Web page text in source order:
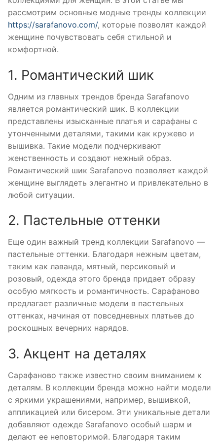
рассмотрим основные модные тренды коллекции
https://sarafanovo.com/, которые позволят каждой
женщине почувствовать себя стильной и
комфортной.
1. Романтический шик
Одним из главных трендов бренда Sarafanovo
является романтический шик. В коллекции
представлены изысканные платья и сарафаны с
утонченными деталями, такими как кружево и
вышивка. Такие модели подчеркивают
женственность и создают нежный образ.
Романтический шик Sarafanovo позволяет каждой
женщине выглядеть элегантно и привлекательно в
любой ситуации.
2. Пастельные оттенки
Еще один важный тренд коллекции Sarafanovo —
пастельные оттенки. Благодаря нежным цветам,
таким как лаванда, мятный, персиковый и
розовый, одежда этого бренда придает образу
особую мягкость и романтичность. Сарафаново
предлагает различные модели в пастельных
оттенках, начиная от повседневных платьев до
роскошных вечерних нарядов.
3. Акцент на деталях
Сарафаново также известно своим вниманием к
деталям. В коллекции бренда можно найти модели
с яркими украшениями, например, вышивкой,
аппликацией или бисером. Эти уникальные детали
добавляют одежде Sarafanovo особый шарм и
делают ее неповторимой. Благодаря таким